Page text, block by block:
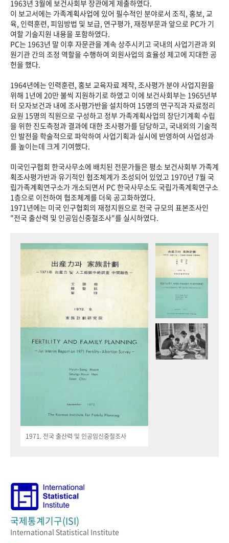
1963년 3월에 보건사회부 장관에게 제출하였다.
이 보고서에는 가족계획사업에 있어 필수적인 분야로서 조직, 홍보, 교
육, 인력훈련, 피임방법 및 보급, 연구평가, 재정부문과 앞으로 PC가 기
여할 기술지원 내용을 포함하였다.
PC는 1963년 말 이후 자문관을 계속 상주시키고 국내의 사업기관과 외
원기관 간의 조정 역할을 수행하여 외원사업의 효율성 제고에 지대한 공
헌을 했다.
1964년에는 인력훈련, 홍보 교육자료 제작, 조사평가 분야 사업지원을
위해 1년에 20만 불씩 지원하기로 하였고 이에 보건사회부는 1965년부
터 모자보건과 내에 조사평가반을 설치하여 15명의 연구직과 자료정리
요원 15명의 직원으로 구성하고 정부 가족계획사업의 장단기계획 수립
을 위한 진도측정과 결과에 대한 조사평가를 담당하고, 국내외의 기술적
인 발전을 학술적으로 파악하여 사업기획과 실시에 반영하여 사업성과
를 높이는데 크게 기여했다.
미국인구협회 한국사무소에 배치된 전문가들은 평소 보건사회부 가족계
획조사평가반과 유기적인 협조체계가 조성되어 있었고 1970년 7월 국
립가족계획연구소가 개소되면서 PC 한국사무소도 국립가족계획연구소
1층으로 이전하여 협조체계를 더욱 공고화하였다.
1971년에는 미국 인구협회의 재정지원으로 전국 규모의 표본조사인
"전국 출산력 및 인공임신중절조사"를 실시하였다.
1971. 전국 출산력 및 인공임신중절조사
국제통계기구(ISI)
International Statistical Institute